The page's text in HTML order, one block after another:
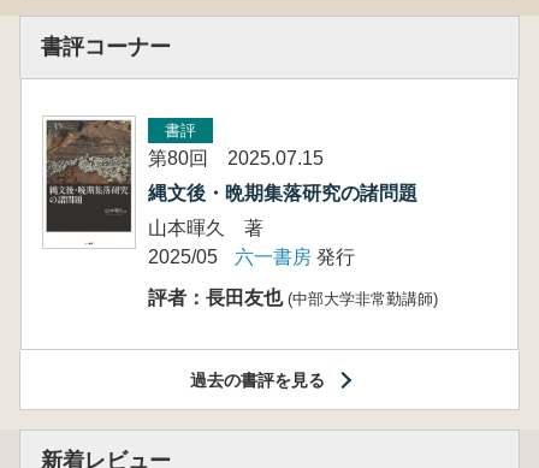
書評コーナー
書評
第80回 2025.07.15
縄文後・晩期集落研究の諸問題
山本暉久 著
2025/05
六一書房 発行
評者：長田友也 (中部大学非常勤講師)
過去の書評を見る
新着レビュー